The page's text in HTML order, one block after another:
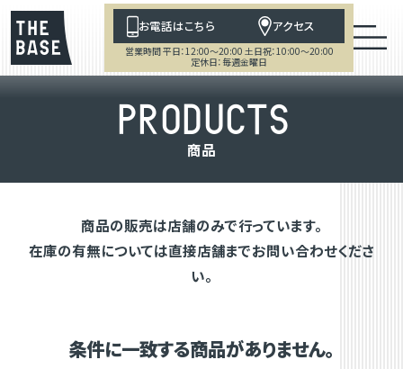
お電話はこちら アクセス
営業時間 平日：12:00～20:00 土日祝：10:00～20:00
定休日：毎週金曜日
PRODUCTS
商品
商品の販売は店舗のみで行っています。
在庫の有無については直接店舗までお問い合わせくださ
い。
条件に一致する商品がありません。